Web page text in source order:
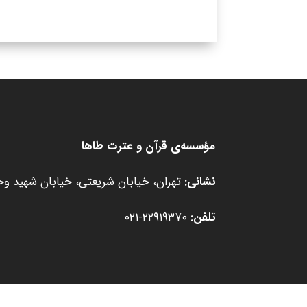
مؤسسه‌ی قرآن و عترت طاها
نشانی: تهران، خیابان شریعتی، خیابان شهید
تلفن: